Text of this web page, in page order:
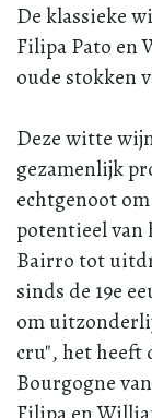
De klassieke
Filipa Pato en
oude stokken
Deze witte
gezamenlijk
echtgenoot
potentieel
Bairro tot
sinds de 19e
om
cru", het heeft
Bourgogne